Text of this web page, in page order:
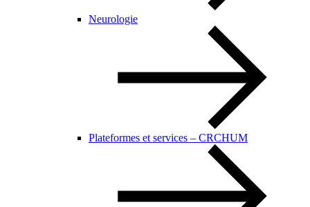
Neurologie
Plateformes et services – CRCHUM